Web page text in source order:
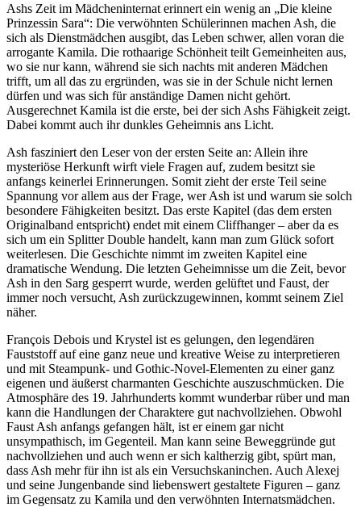
Ashs Zeit im Mädcheninternat erinnert ein wenig an „Die kleine
Prinzessin Sara“: Die verwöhnten Schülerinnen machen Ash, die
sich als Dienstmädchen ausgibt, das Leben schwer, allen voran die
arrogante Kamila. Die rothaarige Schönheit teilt Gemeinheiten aus,
wo sie nur kann, während sie sich nachts mit anderen Mädchen
trifft, um all das zu ergründen, was sie in der Schule nicht lernen
dürfen und was sich für anständige Damen nicht gehört.
Ausgerechnet Kamila ist die erste, bei der sich Ashs Fähigkeit zeigt.
Dabei kommt auch ihr dunkles Geheimnis ans Licht.
Ash fasziniert den Leser von der ersten Seite an: Allein ihre
mysteriöse Herkunft wirft viele Fragen auf, zudem besitzt sie
anfangs keinerlei Erinnerungen. Somit zieht der erste Teil seine
Spannung vor allem aus der Frage, wer Ash ist und warum sie solch
besondere Fähigkeiten besitzt. Das erste Kapitel (das dem ersten
Originalband entspricht) endet mit einem Cliffhanger – aber da es
sich um ein Splitter Double handelt, kann man zum Glück sofort
weiterlesen. Die Geschichte nimmt im zweiten Kapitel eine
dramatische Wendung. Die letzten Geheimnisse um die Zeit, bevor
Ash in den Sarg gesperrt wurde, werden gelüftet und Faust, der
immer noch versucht, Ash zurückzugewinnen, kommt seinem Ziel
näher.
François Debois und Krystel ist es gelungen, den legendären
Fauststoff auf eine ganz neue und kreative Weise zu interpretieren
und mit Steampunk- und Gothic-Novel-Elementen zu einer ganz
eigenen und äußerst charmanten Geschichte auszuschmücken. Die
Atmosphäre des 19. Jahrhunderts kommt wunderbar rüber und man
kann die Handlungen der Charaktere gut nachvollziehen. Obwohl
Faust Ash anfangs gefangen hält, ist er einem gar nicht
unsympathisch, im Gegenteil. Man kann seine Beweggründe gut
nachvollziehen und auch wenn er sich kaltherzig gibt, spürt man,
dass Ash mehr für ihn ist als ein Versuchskaninchen. Auch Alexej
und seine Jungenbande sind liebenswert gestaltete Figuren – ganz
im Gegensatz zu Kamila und den verwöhnten Internatsmädchen.